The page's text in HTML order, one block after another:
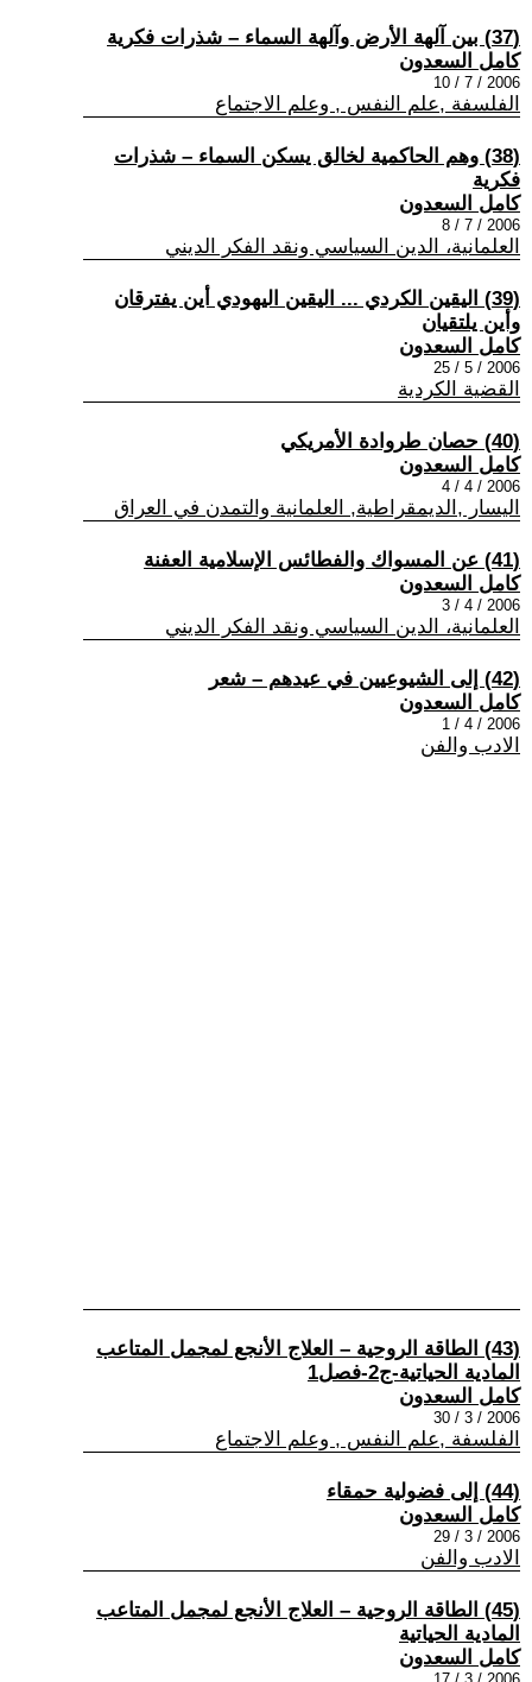
(37) بين آلهة الأرض وآلهة السماء – شذرات فكرية
كامل السعدون
2006 / 7 / 10
الفلسفة ,علم النفس , وعلم الاجتماع
(38) وهم الحاكمية لخالق يسكن السماء – شذرات
فكرية
كامل السعدون
2006 / 7 / 8
العلمانية، الدين السياسي ونقد الفكر الديني
(39) اليقين الكردي ... اليقين اليهودي أين يفترقان
وأين يلتقيان
كامل السعدون
2006 / 5 / 25
القضية الكردية
(40) حصان طروادة الأمريكي
كامل السعدون
2006 / 4 / 4
اليسار ,الديمقراطية, العلمانية والتمدن في العراق
(41) عن المسواك والفطائس الإسلامية العفنة
كامل السعدون
2006 / 4 / 3
العلمانية، الدين السياسي ونقد الفكر الديني
(42) إلى الشيوعيين في عيدهم – شعر
كامل السعدون
2006 / 4 / 1
الادب والفن
(43) الطاقة الروحية – العلاج الأنجع لمجمل المتاعب
المادية الحياتية-ج2-فصل1
كامل السعدون
2006 / 3 / 30
الفلسفة ,علم النفس , وعلم الاجتماع
(44) إلى فضولية حمقاء
كامل السعدون
2006 / 3 / 29
الادب والفن
(45) الطاقة الروحية – العلاج الأنجع لمجمل المتاعب
المادية الحياتية
كامل السعدون